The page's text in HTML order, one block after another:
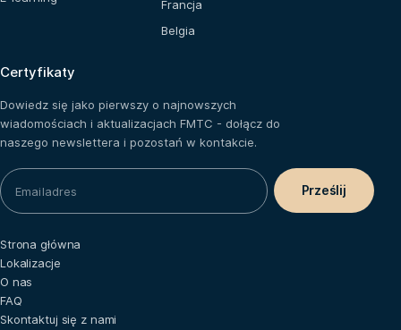
Francja
Belgia
Certyfikaty
Dowiedz się jako pierwszy o najnowszych
wiadomościach i aktualizacjach FMTC - dołącz do
naszego newslettera i pozostań w kontakcie.
Strona główna
Lokalizacje
O nas
FAQ
Skontaktuj się z nami